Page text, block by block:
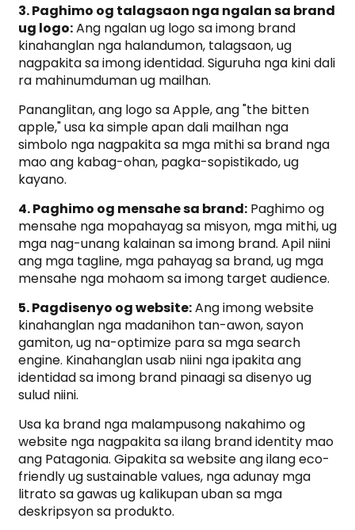
3. Paghimo og talagsaon nga ngalan sa brand
ug logo:Ang ngalan ug logo sa imong brand
kinahanglan nga halandumon, talagsaon, ug
nagpakita sa imong identidad. Siguruha nga kini dali
ra mahinumduman ug mailhan.
Pananglitan, ang logo sa Apple, ang "the bitten
apple," usa ka simple apan dali mailhan nga
simbolo nga nagpakita sa mga mithi sa brand nga
mao ang kabag-ohan, pagka-sopistikado, ug
kayano.
4. Paghimo og mensahe sa brand:Paghimo og
mensahe nga mopahayag sa misyon, mga mithi, ug
mga nag-unang kalainan sa imong brand. Apil niini
ang mga tagline, mga pahayag sa brand, ug mga
mensahe nga mohaom sa imong target audience.
5. Pagdisenyo og website:Ang imong website
kinahanglan nga madanihon tan-awon, sayon ​​
gamiton, ug na-optimize para sa mga search
engine. Kinahanglan usab niini nga ipakita ang
identidad sa imong brand pinaagi sa disenyo ug
sulud niini.
Usa ka brand nga malampusong nakahimo og
website nga nagpakita sa ilang brand identity mao
ang Patagonia. Gipakita sa website ang ilang eco-
friendly ug sustainable values, nga adunay mga
litrato sa gawas ug kalikupan uban sa mga
deskripsyon sa produkto.